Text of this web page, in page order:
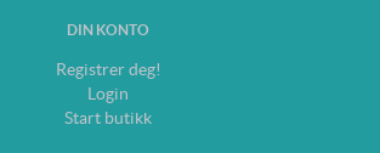
DIN KONTO
Registrer deg!
Login
Start butikk